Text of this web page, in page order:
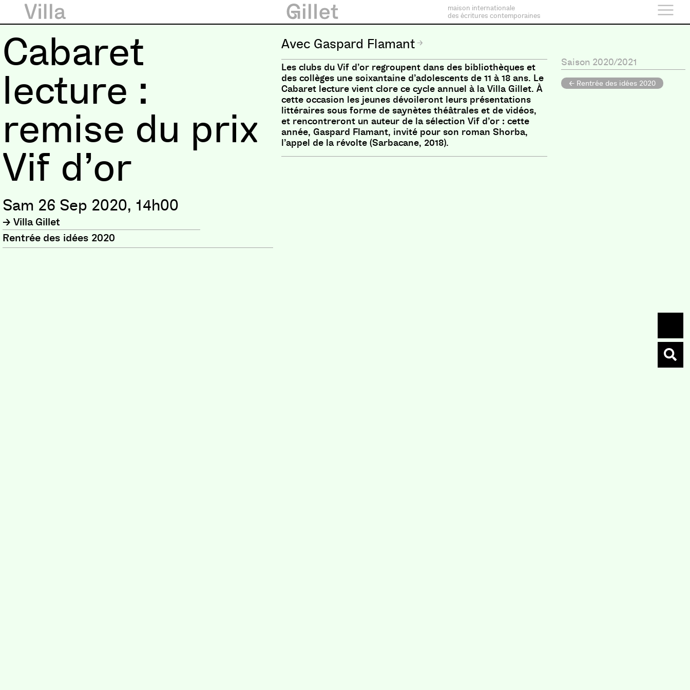
maison internationale
des écritures contemporaines
Cabaret
lecture :
remise du prix
Vif d’or
Sam 26 Sep 2020, 14h00
Villa Gillet
Rentrée des idées 2020
Gaspard Flamant
Les clubs du Vif d’or regroupent dans des bibliothèques et
des collèges une soixantaine d’adolescents de 11 à 18 ans. Le
Cabaret lecture vient clore ce cycle annuel à la Villa Gillet. À
cette occasion les jeunes dévoileront leurs présentations
littéraires sous forme de saynètes théâtrales et de vidéos,
et rencontreront un auteur de la sélection Vif d’or : cette
année, Gaspard Flamant, invité pour son roman Shorba,
l’appel de la révolte (Sarbacane, 2018).
Saison 2020/2021
← Rentrée des idées 2020